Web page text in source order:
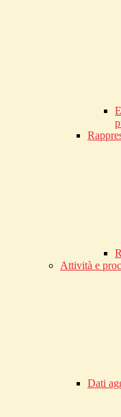
Attività e
Dati